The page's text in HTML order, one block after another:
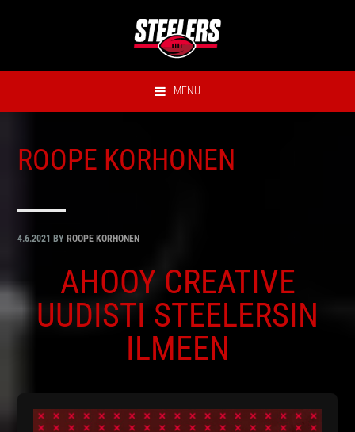
MENU
ROOPE KORHONEN
4.6.2021 BY ROOPE KORHONEN
AHOOY CREATIVE
UUDISTI STEELERSIN
ILMEEN